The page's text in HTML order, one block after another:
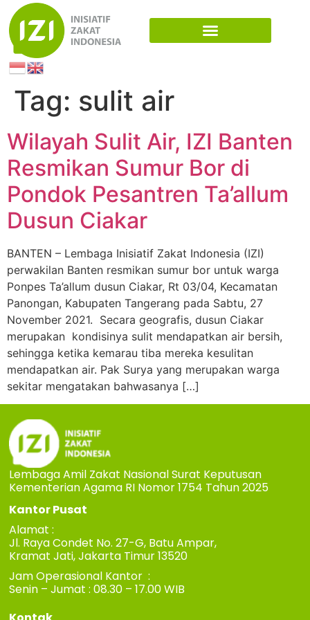
Tag: sulit air
Wilayah Sulit Air, IZI Banten
Resmikan Sumur Bor di
Pondok Pesantren Ta’allum
Dusun Ciakar
BANTEN – Lembaga Inisiatif Zakat Indonesia (IZI)
perwakilan Banten resmikan sumur bor untuk warga
Ponpes Ta’allum dusun Ciakar, Rt 03/04, Kecamatan
Panongan, Kabupaten Tangerang pada Sabtu, 27
November 2021. Secara geografis, dusun Ciakar
merupakan kondisinya sulit mendapatkan air bersih,
sehingga ketika kemarau tiba mereka kesulitan
mendapatkan air. Pak Surya yang merupakan warga
sekitar mengatakan bahwasanya […]
Lembaga Amil Zakat Nasional Surat Keputusan
Kementerian Agama RI Nomor 1754 Tahun 2025
Kantor Pusat
Alamat :
Jl. Raya Condet No. 27-G, Batu Ampar,
Kramat Jati, Jakarta Timur 13520
Jam Operasional Kantor :
Senin – Jumat : 08.30 – 17.00 WIB